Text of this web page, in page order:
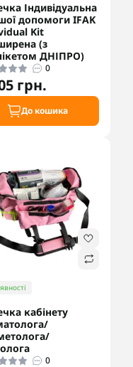
Індивідуальна
допомоги IFAK
Kit
(з
ДНІПРО)
0
грн.
До кошика
кабінету
0